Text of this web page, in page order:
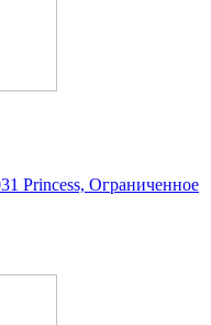
Princess, Ограниченное